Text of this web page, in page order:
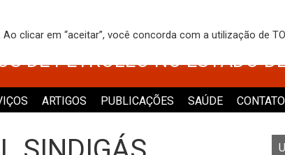
TRABALHADORES NO
DE PETRÓLEO NO ESTADO
ARTIGOS PUBLICAÇÕES SAÚDE CONTATO
clicar em “aceitar”, você concorda com a utilização de